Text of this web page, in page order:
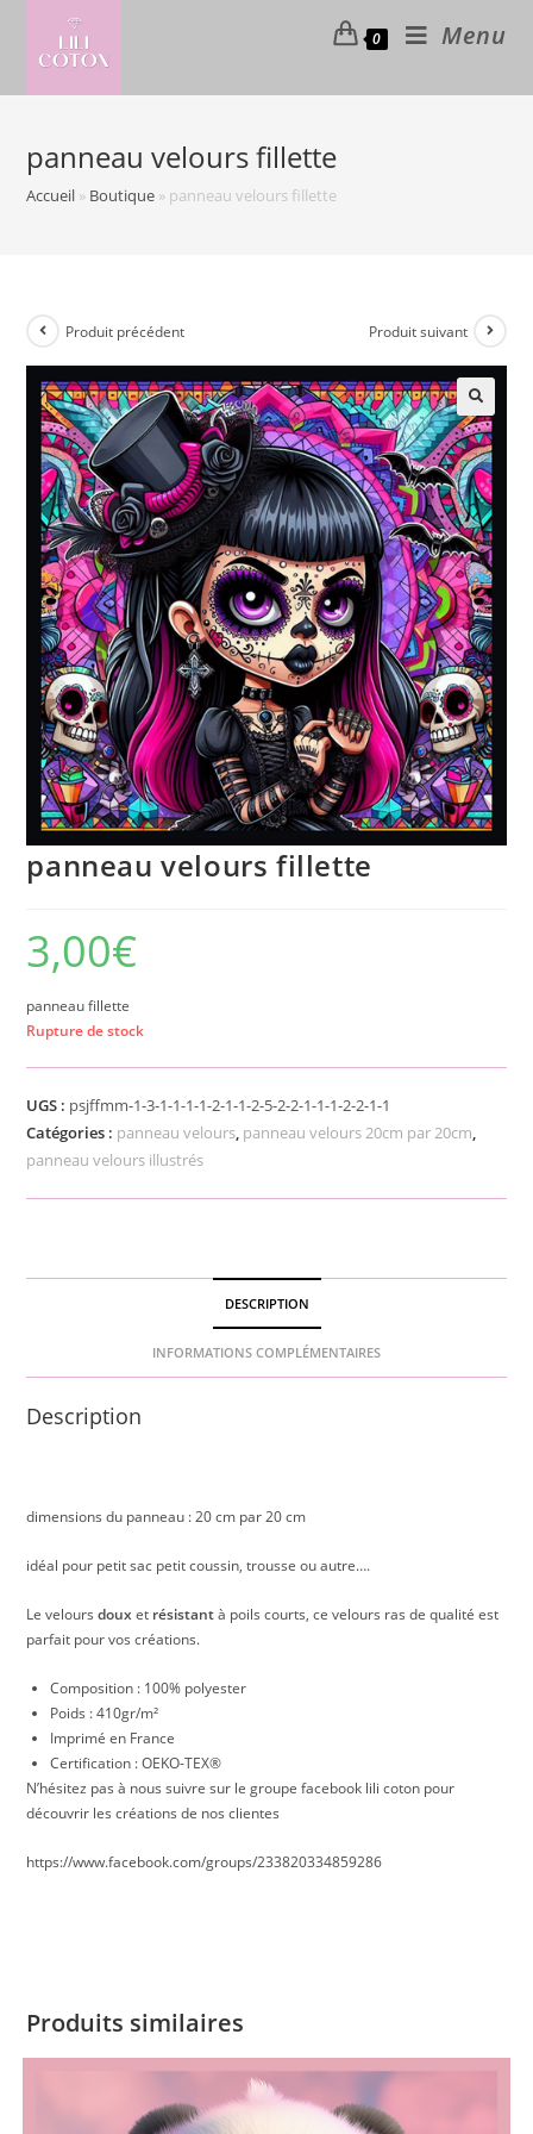
content
0 Menu
panneau velours fillette
Accueil » Boutique » panneau velours fillette
Produit précédent Produit suivant
🔍
panneau velours fillette
3,00€
panneau fillette
Rupture de stock
UGS : psjffmm-1-3-1-1-1-1-2-1-1-2-5-2-2-1-1-1-2-2-1-1
Catégories : panneau velours, panneau velours 20cm par 20cm,
panneau velours illustrés
DESCRIPTION
INFORMATIONS COMPLÉMENTAIRES
Description
dimensions du panneau : 20 cm par 20 cm
idéal pour petit sac petit coussin, trousse ou autre….
Le veloursdouxet résistantà poils courts, ce velours ras de qualité est
parfait pour vos créations.
Composition : 100% polyester
Poids : 410gr/m²
Imprimé en France
Certification : OEKO-TEX®
N’hésitez pas à nous suivre sur le groupe facebook lili coton pour
découvrir les créations de nos clientes
https://www.facebook.com/groups/233820334859286
Produits similaires